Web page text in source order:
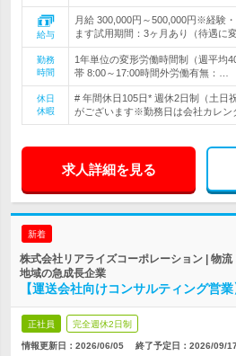
給与
月給 300,000円～500,000円※経験
ます試用期間：3ヶ月あり（待遇に
勤務
時間
1年単位の変形労働時間制（週平均
帯 8:00～17:00時間外労働有無：…
休日
休暇
# 年間休日105日* 週休2日制（土日
がございます※勤務日は会社カレン
求人詳細を見る
新着
株式会社リアライズコーポレーション | 物
地域の急成長企業
【運送会社向けコンサルティング営
正社員 完全週休2日制
情報更新日：2026/06/05 終了予定日： 2026/09/17